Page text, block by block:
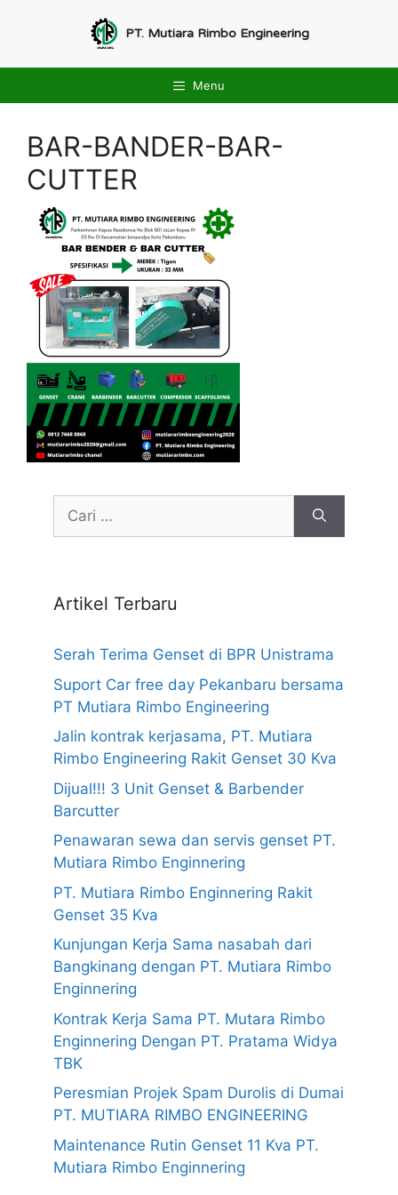
PT. Mutiara Rimbo Engineering
Menu
BAR-BANDER-BAR-
CUTTER
Cari
Artikel Terbaru
Serah Terima Genset di BPR Unistrama
Suport Car free day Pekanbaru bersama
PT Mutiara Rimbo Engineering
Jalin kontrak kerjasama, PT. Mutiara
Rimbo Engineering Rakit Genset 30 Kva
Dijual!!! 3 Unit Genset & Barbender
Barcutter
Penawaran sewa dan servis genset PT.
Mutiara Rimbo Enginnering
PT. Mutiara Rimbo Enginnering Rakit
Genset 35 Kva
Kunjungan Kerja Sama nasabah dari
Bangkinang dengan PT. Mutiara Rimbo
Enginnering
Kontrak Kerja Sama PT. Mutara Rimbo
Enginnering Dengan PT. Pratama Widya
TBK
Peresmian Projek Spam Durolis di Dumai
PT. MUTIARA RIMBO ENGINEERING
Maintenance Rutin Genset 11 Kva PT.
Mutiara Rimbo Enginnering